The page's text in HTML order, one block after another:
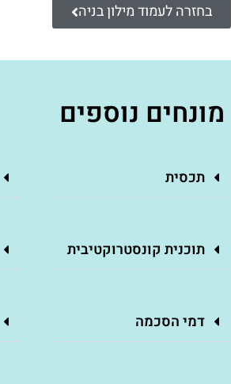
בחזרה לעמוד מילון בניה
מונחים נוספים
תכסית
תוכנית קונסטרוקטיבית
דמי הסכמה